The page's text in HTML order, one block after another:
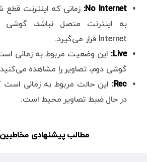
No Internet: زمانی که اینترنت
Internet قرار می‌گیرد.
Live: این وضعیت مربوط به زمانی است
گوشی دوم، تصاویر را مشاهده
Rec: این حالت مربوط به زمانی
در حال ضبط تصاویر محیط است.
مطالب پیشنهادی مخاطبین